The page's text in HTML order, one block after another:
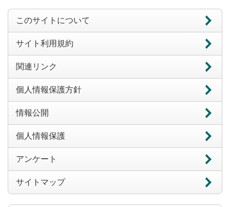
このサイトについて
サイト利用規約
関連リンク
個人情報保護方針
情報公開
個人情報保護
アンケート
サイトマップ